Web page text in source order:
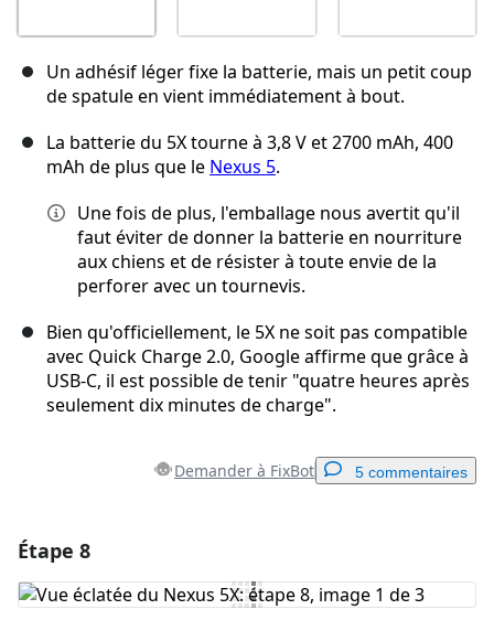
Un adhésif léger fixe la batterie, mais un petit coup
de spatule en vient immédiatement à bout.
La batterie du 5X tourne à 3,8 V et 2700 mAh, 400
mAh de plus que le Nexus 5.
Une fois de plus, l'emballage nous avertit qu'il
faut éviter de donner la batterie en nourriture
aux chiens et de résister à toute envie de la
perforer avec un tournevis.
Bien qu'officiellement, le 5X ne soit pas compatible
avec Quick Charge 2.0, Google affirme que grâce à
USB-C, il est possible de tenir "quatre heures après
seulement dix minutes de charge".
Demander à FixBot 5 commentaires
Ajouter un commentaire
Étape 8